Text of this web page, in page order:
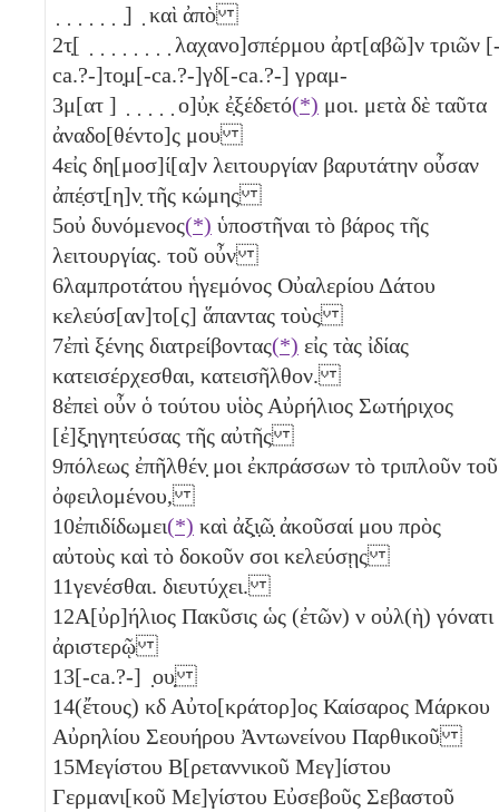
̣ ̣ ̣ ̣ ̣ ̣ ̣] ̣ καὶ ἀπὸ
2τ̣[ ̣ ̣ ̣ ̣ ̣ ̣ ̣ ̣ λαχανο]σπέρμου ἀρτ[αβῶ]ν τριῶν
ca.?-]το̣μ[-ca.?-]γδ[-ca.?-] γραμ-
3μ[ατ ] ̣ ̣ ̣ ̣ ̣ ο]ὐ̣κ ἐ̣ξέδετό(*) μοι. μετὰ δὲ ταῦτα
ἀναδο[θέντο]ς μου
4εἰς δη[μοσ]ί[α]ν λειτουργίαν βαρυτάτην οὖσαν
ἀπέ̣στ̣[η]ν̣ τῆς κώμης
5οὐ δυνόμενος(*) ὑποστῆναι τὸ βάρος τῆς
λειτουργίας. τοῦ οὖν
6λαμπροτάτου ἡγεμόνος Οὐαλερίου Δάτου
κελεύσ[αν]το[ς] ἅπαντας τοὺς
7ἐπὶ ξένης διατρείβοντας(*) εἰς τὰς ἰδίας
κατεισέρχεσθαι, κατεισῆλθον.
8ἐπεὶ οὖν ὁ τούτου υἱὸς Αὐρήλιος Σωτήριχος
[ἐ]ξ̣ηγητεύσας τῆς αὐτῆς
9πόλεως ἐπῆλθέν̣ μοι ἐκπράσσων τὸ τριπλοῦν τοῦ
ὀφειλομένου,
10ἐπιδίδωμει(*) καὶ ἀξ̣ι̣ῶ̣ ἀκοῦσαί μου πρὸς
αὐτοὺς καὶ τὸ δοκοῦν σοι κελεύσῃς
11γενέσθαι. διευτύχει.
12Α[ὐρ]ήλιος Πακῦσις ὡς (ἐτῶν) ν οὐλ(ὴ) γόνατι
ἀριστερῷ
13[-ca.?-] ̣ου̣
14(ἔτους) κδ Αὐτο[κράτορ]ος Καίσαρος Μάρκου
Αὐρηλίου Σεουήρου Ἀντωνείνου Παρθικοῦ
15Μεγίστου Β[ρεταννικοῦ Μεγ]ίστου
Γερμανι[κοῦ Με]γίστου Εὐσεβοῦς Σεβαστοῦ